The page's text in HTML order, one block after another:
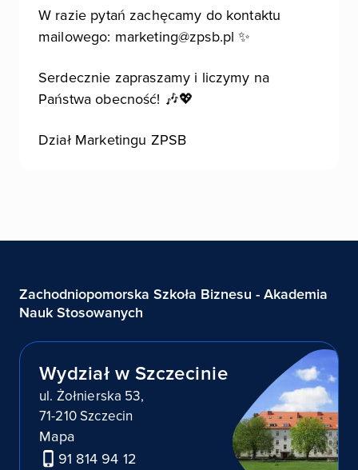
W razie pytań zachęcamy do kontaktu
mailowego: marketing@zpsb.pl ✨
Serdecznie zapraszamy i liczymy na
Państwa obecność! 🎶💖
Dział Marketingu ZPSB
Zachodniopomorska Szkoła Biznesu - Akademia
Nauk Stosowanych
Wydział w Szczecinie
ul. Żołnierska 53,
71-210 Szczecin
Mapa
91 814 94 12